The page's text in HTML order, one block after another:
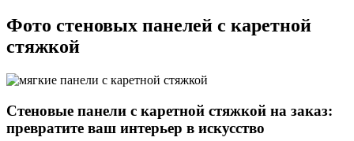
Фото стеновых панелей с каретной
стяжкой
Стеновые панели с каретной стяжкой на заказ:
превратите ваш интерьер в искусство